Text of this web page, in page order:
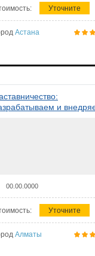
Уточните
Астана
и
00.00.0000
Уточните
Алматы